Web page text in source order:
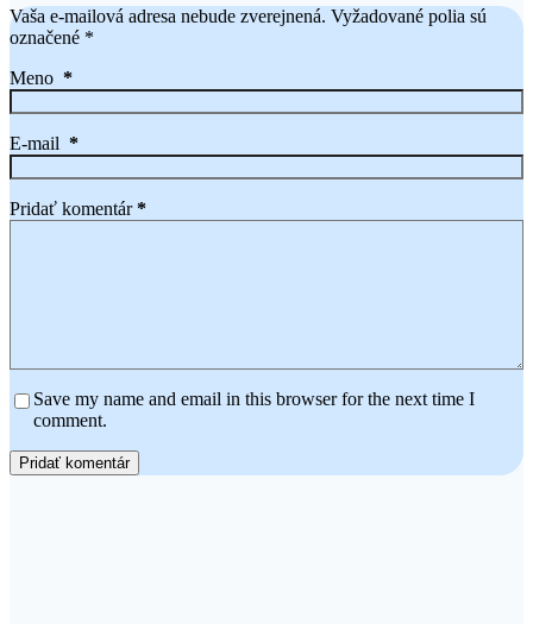
Vaša e-mailová adresa nebude zverejnená. Vyžadované polia sú
označené *
Meno *
E-mail *
Pridať komentár*
Save my name and email in this browser for the next time I
comment.
Pridať komentár